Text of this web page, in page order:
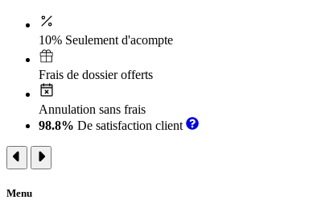
10% Seulement d'acompte
Frais de dossier offerts
Annulation sans frais
98.8% De satisfaction client
Menu